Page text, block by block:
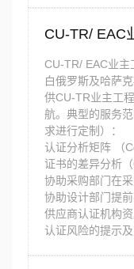
CU-TR/ EAC
CU-TR/ EAC业主
白俄罗斯及哈萨
供CU-TR业主工
航。典型的服务
求进行定制）：
认证分析矩阵 （
证书的差异分析（
协助采购部门在
协助设计部门提
供应商认证机构
认证风险的提示